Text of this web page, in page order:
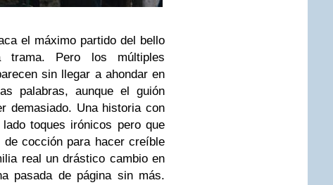
el máximo partido del bello
trama. Pero los múltiples
sin llegar a ahondar en
palabras, aunque el guión
demasiado. Una historia con
toques irónicos pero que
cocción para hacer creíble
real un drástico cambio en
pasada de página sin más.